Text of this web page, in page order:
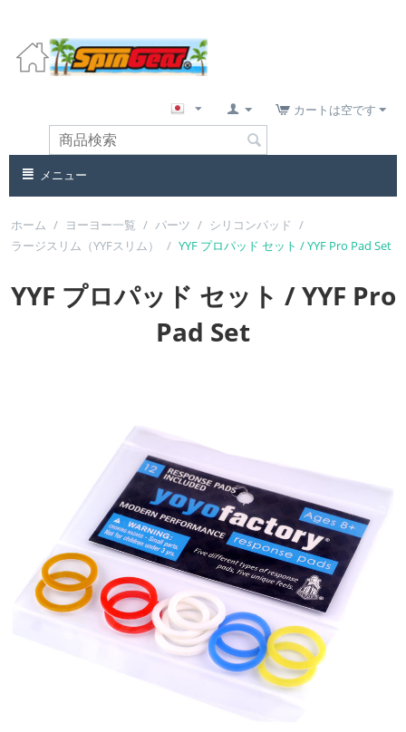
カートは空です
メニュー
ホーム / ヨーヨー一覧 / パーツ / シリコンパッド /
ラージスリム（YYFスリム）
/ YYF プロパッド セット / YYF Pro Pad Set
YYF プロパッド セット / YYF Pro
Pad Set